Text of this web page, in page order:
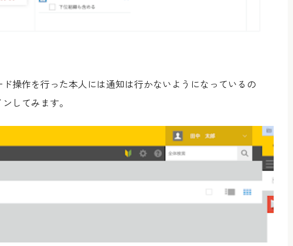
操作を行った本人には通知は行かないようになっているの
してみます。